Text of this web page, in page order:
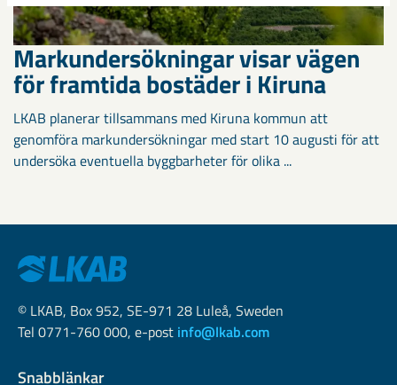
Markundersökningar visar vägen
för framtida bostäder i Kiruna
LKAB planerar tillsammans med Kiruna kommun att
genomföra markundersökningar med start 10 augusti för att
undersöka eventuella byggbarheter för olika ...
© LKAB, Box 952, SE-971 28 Luleå, Sweden
Tel 0771-760 000, e-post info@lkab.com
Snabblänkar